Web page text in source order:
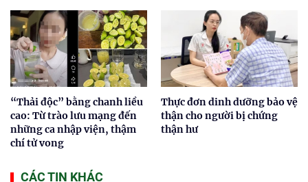
“Thải độc” bằng chanh liều
cao: Từ trào lưu mạng đến
những ca nhập viện, thậm
chí tử vong
Thực đơn dinh dưỡng bảo vệ
thận cho người bị chứng
thận hư
CÁC TIN KHÁC